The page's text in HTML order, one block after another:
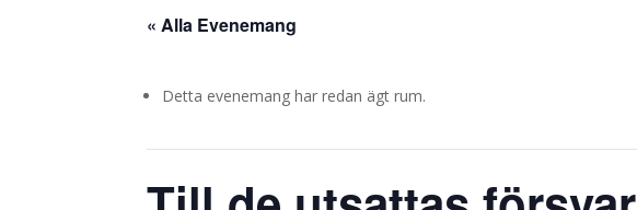
« Alla Evenemang
Detta evenemang har redan ägt rum.